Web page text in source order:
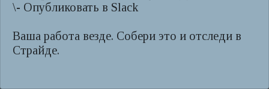
\- Опубликовать в Slack
Ваша работа везде. Собери это и отследи в
Страйде.